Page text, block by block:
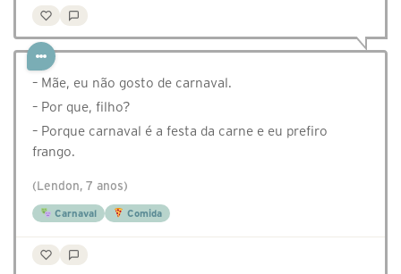
– Mãe, eu não gosto de carnaval.
– Por que, filho?
– Porque carnaval é a festa da carne e eu prefiro
frango.
(Lendon, 7 anos)
Carnaval Comida